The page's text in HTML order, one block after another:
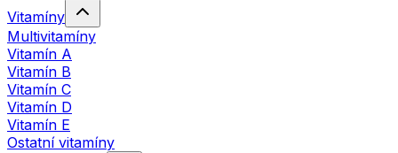
Vitamíny
Multivitamíny
Vitamín A
Vitamín B
Vitamín C
Vitamín D
Vitamín E
Ostatní vitamíny